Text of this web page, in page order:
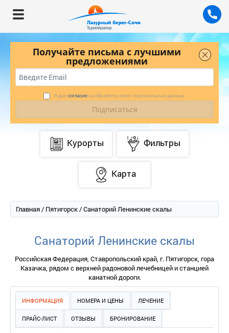
Получайте письма с лучшими
предложениями
Я даюсогласие на обработку своих персональных данных.
Курорты Фильтры
Карта
Главная/ Пятигорск/ Санаторий Ленинские скалы
Санаторий Ленинские скалы
Российская Федерация, Ставропольский край, г. Пятигорск, гора
Казачка, рядом с верхней радоновой лечебницей и станцией
канатной дороги.
ИНФОРМАЦИЯ НОМЕРА И ЦЕНЫ ЛЕЧЕНИЕ
ПРАЙС-ЛИСТ ОТЗЫВЫ БРОНИРОВАНИЕ